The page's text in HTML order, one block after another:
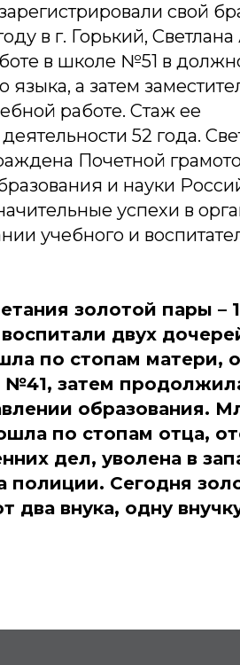
свой
в г. Горький,
в школе №51 в
языка, а затем
работе. Стаж ее
52 года.
Почетной
и науки
успехи в
учебного и
золотой пары –
двух
по стопам матери,
№41, затем
образования.
по стопам отца,
дел, уволена в
полиции. Сегодня
внука, одну